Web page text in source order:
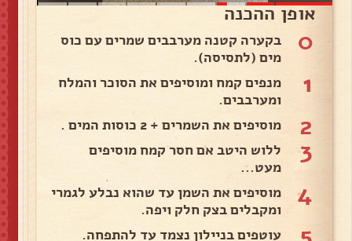
אופן ההכנה
0
בקערה קטנה מערבבים שמרים עם כוס
מים (לתסיסה).
1
מנפים קמח ומוסיפים את הסוכר והמלח
ומערבבים.
2 מוסיפים את השמרים + 2 כוסות המים .
3
ללוש היטב אם חסר קמח מוסיפים
מעט...
4
מוסיפים את השמן עד שהוא נבלע לגמרי
ומקבלים בצק חלק ויפה.
עוטפים בניילון נצמד עד להתפחה.